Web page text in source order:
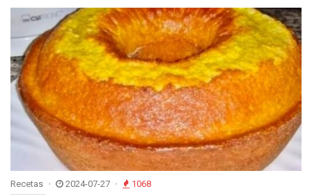
Recetas 2024-07-27 1068